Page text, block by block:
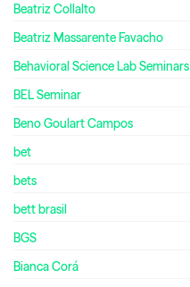
Beatriz Collalto
Beatriz Massarente Favacho
Behavioral Science Lab Seminars
BEL Seminar
Beno Goulart Campos
bet
bets
bett brasil
BGS
Bianca Corá